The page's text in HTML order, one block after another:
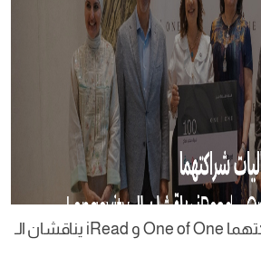
في ثاني فعاليات شراكتهما One of One و iRead يناقشان الـ